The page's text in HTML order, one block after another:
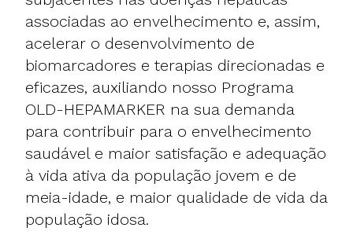
associadas ao envelhecimento e, assim,
acelerar o desenvolvimento de
biomarcadores e terapias direcionadas e
eficazes, auxiliando nosso Programa
OLD-HEPAMARKER na sua demanda
para contribuir para o envelhecimento
saudável e maior satisfação e adequação
à vida ativa da população jovem e de
meia-idade, e maior qualidade de vida da
população idosa.